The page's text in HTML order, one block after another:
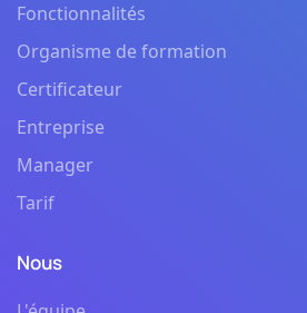
Fonctionnalités
Organisme de formation
Certificateur
Entreprise
Manager
Tarif
Nous